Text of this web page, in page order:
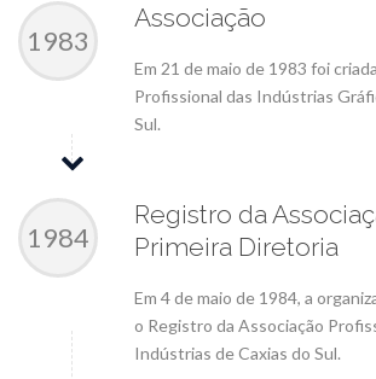
1983
Associação
Em 21 de maio de 1983 foi
Profissional das Indústrias
Sul.
1984
Registro da
Primeira Diretoria
Em 4 de maio de 1984, a
o Registro da Associação
Indústrias de Caxias do Sul.